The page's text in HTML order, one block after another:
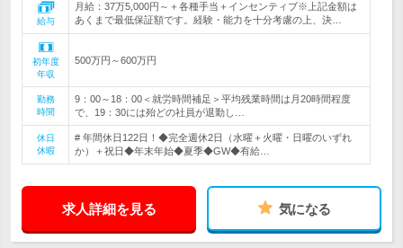
給与
月給：37万5,000円～＋各種手当＋インセンティブ※上記金額は
あくまで最低保証額です。経験・能力を十分考慮の上、決…
初年度
年収
500万円～600万円
勤務
時間
9：00～18：00＜就労時間補足＞平均残業時間は月20時間程度
で、19：30には殆どの社員が退勤し…
休日
休暇
# 年間休日122日！◆完全週休2日（水曜＋火曜・日曜のいずれ
か）＋祝日◆年末年始◆夏季◆GW◆有給…
求人詳細を見る 気になる